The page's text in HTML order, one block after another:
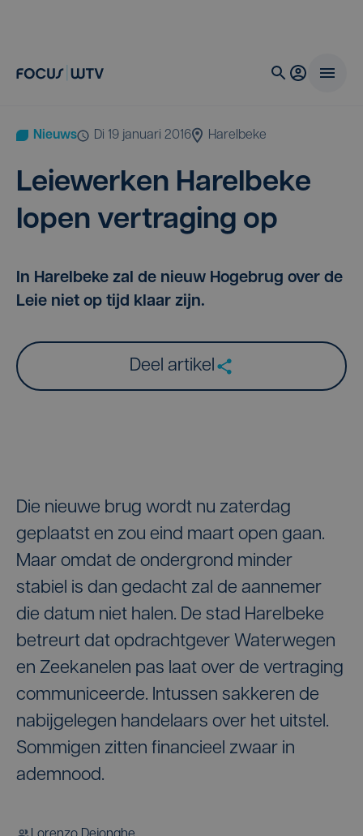
Nieuws di 19 januari 2016 Harelbeke
Leie­wer­ken Harel­be­ke
lopen ver­tra­ging op
In Harelbeke zal de nieuw Hogebrug over de
Leie niet op tijd klaar zijn.
Deel artikel
Die nieuwe brug wordt nu zaterdag
geplaatst en zou eind maart open gaan.
Maar omdat de ondergrond minder
stabiel is dan gedacht zal de aannemer
die datum niet halen. De stad Harelbeke
betreurt dat opdrachtgever Waterwegen
en Zeekanelen pas laat over de vertraging
communiceerde. Intussen sakkeren de
nabijgelegen handelaars over het uitstel.
Sommigen zitten financieel zwaar in
ademnood.